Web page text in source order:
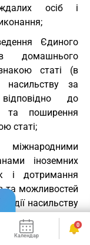
осіб і
Єдиного
домашнього
статі (в
насильству за
до
та поширення
статі;
іноземних
і дотримання
та можливостей
насильству
із Законом
Календар Сервіси
0